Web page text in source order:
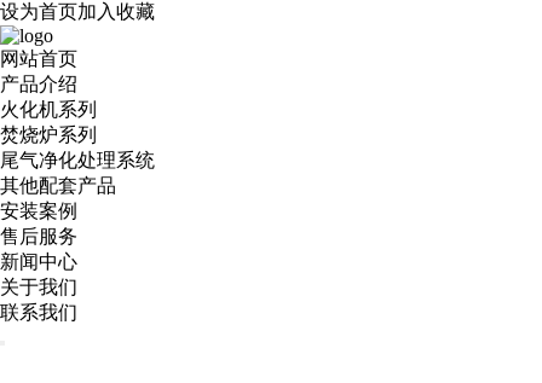
设为首页加入收藏
网站首页
产品介绍
火化机系列
焚烧炉系列
尾气净化处理系统
其他配套产品
安装案例
售后服务
新闻中心
关于我们
联系我们